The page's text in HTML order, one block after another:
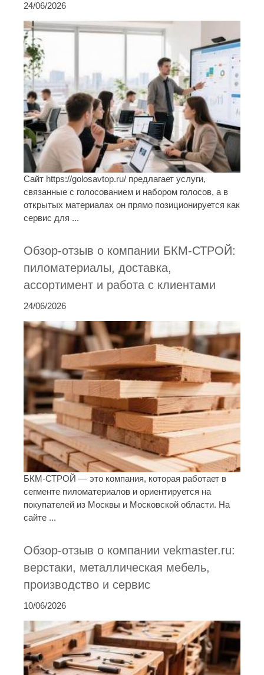
24/06/2026
Сайт https://golosavtop.ru/ предлагает услуги,
связанные с голосованием и набором голосов, а в
открытых материалах он прямо позиционируется как
сервис для ...
Обзор-отзыв о компании БКМ-СТРОЙ:
пиломатериалы, доставка,
ассортимент и работа с клиентами
24/06/2026
БКМ-СТРОЙ — это компания, которая работает в
сегменте пиломатериалов и ориентируется на
покупателей из Москвы и Московской области. На
сайте ...
Обзор-отзыв о компании vekmaster.ru:
верстаки, металлическая мебель,
производство и сервис
10/06/2026